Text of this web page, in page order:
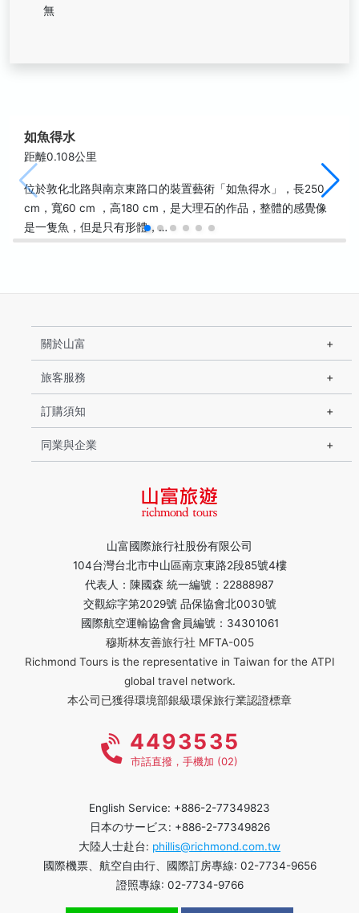
無
如魚得水
距離0.108公里
位於敦化北路與南京東路口的裝置藝術「如魚得水」，長250
cm，寬60 cm ，高180 cm，是大理石的作品，整體的感覺像
是一隻魚，但是只有形體，…
山富國際旅行社股份有限公司
104台灣台北市中山區南京東路2段85號4樓
代表人：陳國森 統一編號：22888987
交觀綜字第2029號 品保協會北0030號
國際航空運輸協會會員編號：34301061
穆斯林友善旅行社 MFTA-005
Richmond Tours is the representative in Taiwan for the ATPI
global travel network.
本公司已獲得環境部銀級環保旅行業認證標章
關於山富
旅客服務
訂購須知
同業與企業
4493535
市話直撥，手機加 (02)
English Service: +886-2-77349823
日本のサービス: +886-2-77349826
大陸人士赴台: phillis@richmond.com.tw
國際機票、航空自由行、國際訂房專線: 02-7734-9656
證照專線: 02-7734-9766